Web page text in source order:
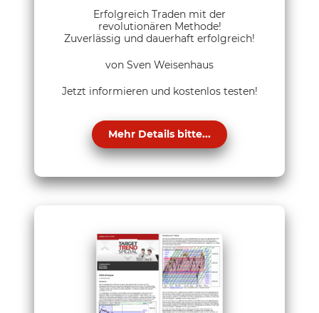
Erfolgreich Traden mit der
revolutionären Methode!
Zuverlässig und dauerhaft erfolgreich!
von Sven Weisenhaus
Jetzt informieren und kostenlos testen!
Mehr Details bitte...